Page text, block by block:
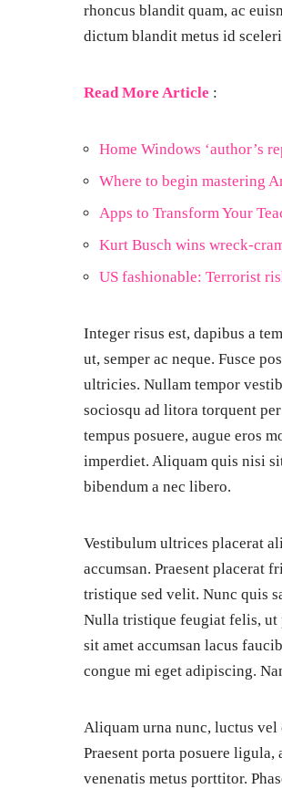
rhoncus blandit quam, ac
dictum blandit metus id
Read More Article :
Home Windows ‘author’s
Where to begin mastering
Apps to Transform Your
Kurt Busch wins wreck-
US fashionable: Terrorist
Integer risus est, dapibus a
ut, semper ac neque. Fusce
ultricies. Nullam tempor
sociosqu ad litora torquent
tempus posuere, augue eros
imperdiet. Aliquam quis nisi
bibendum a nec libero.
Vestibulum ultrices placerat
accumsan. Praesent placerat
tristique sed velit. Nunc quis
Nulla tristique feugiat felis, ut
sit amet accumsan lacus
congue mi eget adipiscing.
Aliquam urna nunc, luctus vel
Praesent porta posuere
venenatis metus porttitor.